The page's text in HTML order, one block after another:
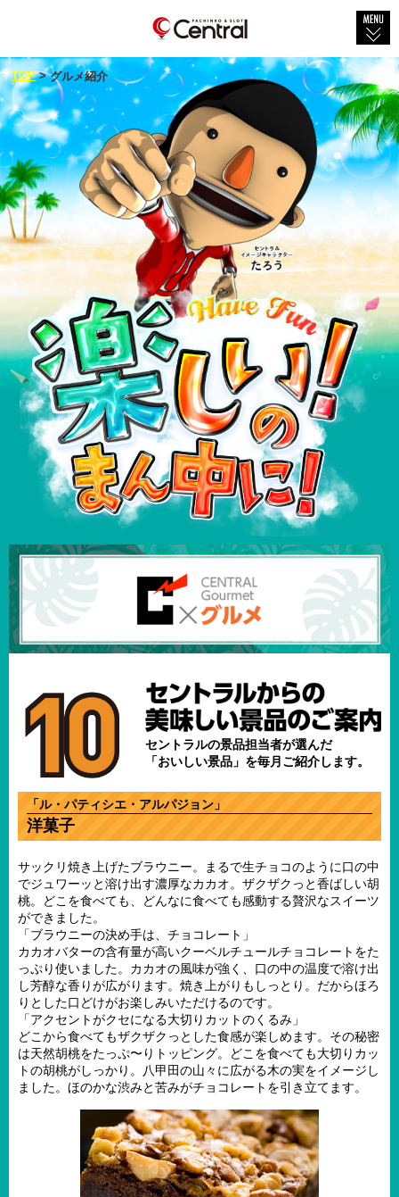
TOP
会社概要
店舗紹介
社会貢献
セントラル×グルメ
新台情報
物件紹介
採用情報
TOP>グルメ紹介
セントラルの景品担当者が選んだ
「おいしい景品」を毎月ご紹介します。
「ル・パティシエ・アルパジョン」
洋菓子
サックリ焼き上げたブラウニー。まるで生チョコのように口の中
でジュワーッと溶け出す濃厚なカカオ。ザクザクっと香ばしい胡
桃。どこを食べても、どんなに食べても感動する贅沢なスイーツ
ができました。
「ブラウニーの決め手は、チョコレート」
カカオバターの含有量が高いクーベルチュールチョコレートをた
っぷり使いました。カカオの風味が強く、口の中の温度で溶け出
し芳醇な香りが広がります。焼き上がりもしっとり。だからほろ
りとした口どけがお楽しみいただけるのです。
「アクセントがクセになる大切りカットのくるみ」
どこから食べてもザクザクっとした食感が楽しめます。その秘密
は天然胡桃をたっぷ〜りトッピング。どこを食べても大切りカッ
トの胡桃がしっかり。八甲田の山々に広がる木の実をイメージし
ました。ほのかな渋みと苦みがチョコレートを引き立てます。